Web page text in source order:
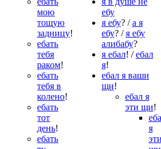
мою
тощую
задницу!
ебать
тебя
раком!
ебать
тебя в
колено!
ебать
тот
день!
ебать
ебу
я ебу? /а я
ебу? /я ебу
алибабу?
я ебал! /ебал
я!
ебал я ваши
щи!
ебал я
эти щи!
я